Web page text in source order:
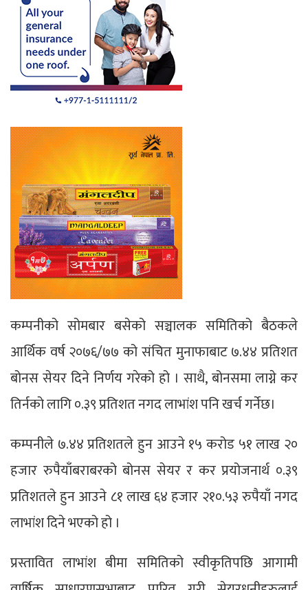
कम्पनीको सोमबार बसेको सञ्चालक समितिको बैठकले
आर्थिक वर्ष २०७६/७७ को संचित मुनाफाबाट ७.४४ प्रतिशत
बोनस सेयर दिने निर्णय गरेको हो । साथै, बोनसमा लाग्ने कर
तिर्नको लागि ०.३९ प्रतिशत नगद लाभांश पनि खर्च गर्नेछ।
कम्पनीले ७.४४ प्रतिशतले हुन आउने १५ करोड ५१ लाख २०
हजार रुपैयाँबराबरको बोनस सेयर र कर प्रयोजनार्थ ०.३९
प्रतिशतले हुन आउने ८१ लाख ६४ हजार २१०.५३ रुपैयाँ नगद
लाभांश दिने भएको हो ।
प्रस्तावित लाभांश बीमा समितिको स्वीकृतिपछि आगामी